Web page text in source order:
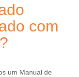
com
um Manual de